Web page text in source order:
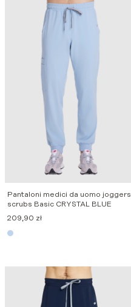
Pantaloni medici da uomo joggers
scrubs Basic CRYSTAL BLUE
209,90 zł